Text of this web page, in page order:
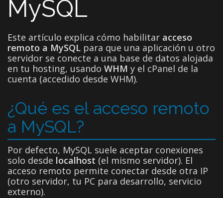
MySQL
Este artículo explica cómo habilitar acceso
remoto a MySQL para que una aplicación u otro
servidor se conecte a una base de datos alojada
en tu hosting, usando WHM y el cPanel de la
cuenta (accedido desde WHM).
¿Qué es el acceso remoto
a MySQL?
Por defecto, MySQL suele aceptar conexiones
solo desde localhost (el mismo servidor). El
acceso remoto permite conectar desde otra IP
(otro servidor, tu PC para desarrollo, servicio
externo).